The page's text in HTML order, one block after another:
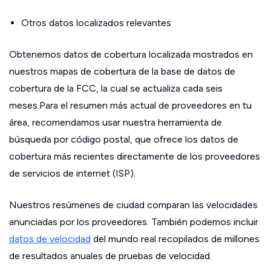
Otros datos localizados relevantes
Obtenemos datos de cobertura localizada mostrados en
nuestros mapas de cobertura de la base de datos de
cobertura de la FCC, la cual se actualiza cada seis
meses.Para el resumen más actual de proveedores en tu
área, recomendamos usar nuestra herramienta de
búsqueda por código postal, que ofrece los datos de
cobertura más recientes directamente de los proveedores
de servicios de internet (ISP).
Nuestros resúmenes de ciudad comparan las velocidades
anunciadas por los proveedores. También podemos incluir
datos de velocidad del mundo real recopilados de millones
de resultados anuales de pruebas de velocidad.